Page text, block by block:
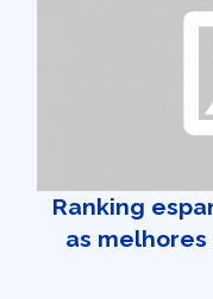
Ranking
as melhores